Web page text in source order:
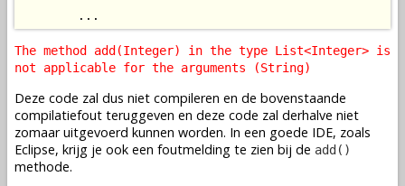
        ...
The method add(Integer) in the type List<Integer> is
not applicable for the arguments (String)
Deze code zal dus niet compileren en de bovenstaande
compilatiefout teruggeven en deze code zal derhalve niet
zomaar uitgevoerd kunnen worden. In een goede IDE, zoals
Eclipse, krijg je ook een foutmelding te zien bij de add()
methode.